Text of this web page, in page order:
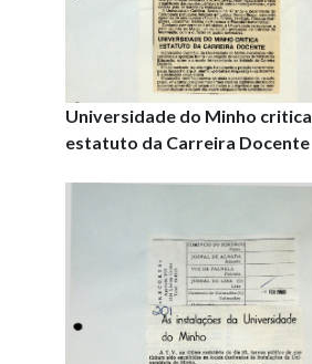
Universidade do Minho critica
estatuto da Carreira Docente